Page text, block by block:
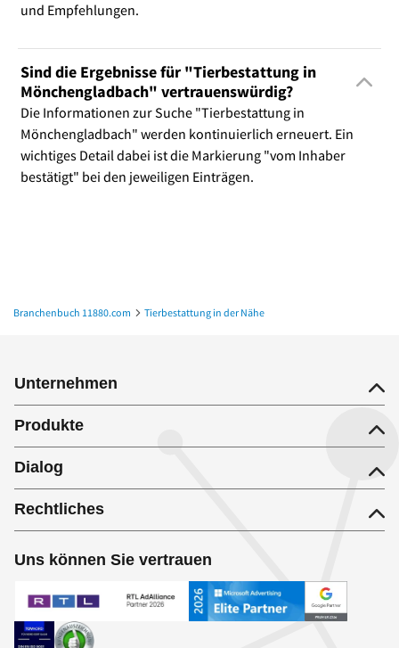
und Empfehlungen.
Sind die Ergebnisse für "Tierbestattung in
Mönchengladbach" vertrauenswürdig?
Die Informationen zur Suche "Tierbestattung in
Mönchengladbach" werden kontinuierlich erneuert. Ein
wichtiges Detail dabei ist die Markierung "vom Inhaber
bestätigt" bei den jeweiligen Einträgen.
Branchenbuch 11880.com
Tierbestattung in der Nähe
Unternehmen
Produkte
Dialog
Rechtliches
Uns können Sie vertrauen